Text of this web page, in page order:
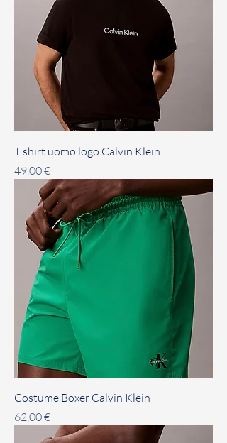
T shirt uomo logo Calvin Klein
Prezzo
49,00 €
Costume Boxer Calvin Klein
Prezzo
62,00 €